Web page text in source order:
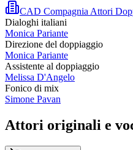
CAD Compagnia Attori
Dialoghi italiani
Monica Pariante
Direzione del doppiaggio
Monica Pariante
Assistente al doppiaggio
Melissa D'Angelo
Fonico di mix
Simone Pavan
Attori originali e